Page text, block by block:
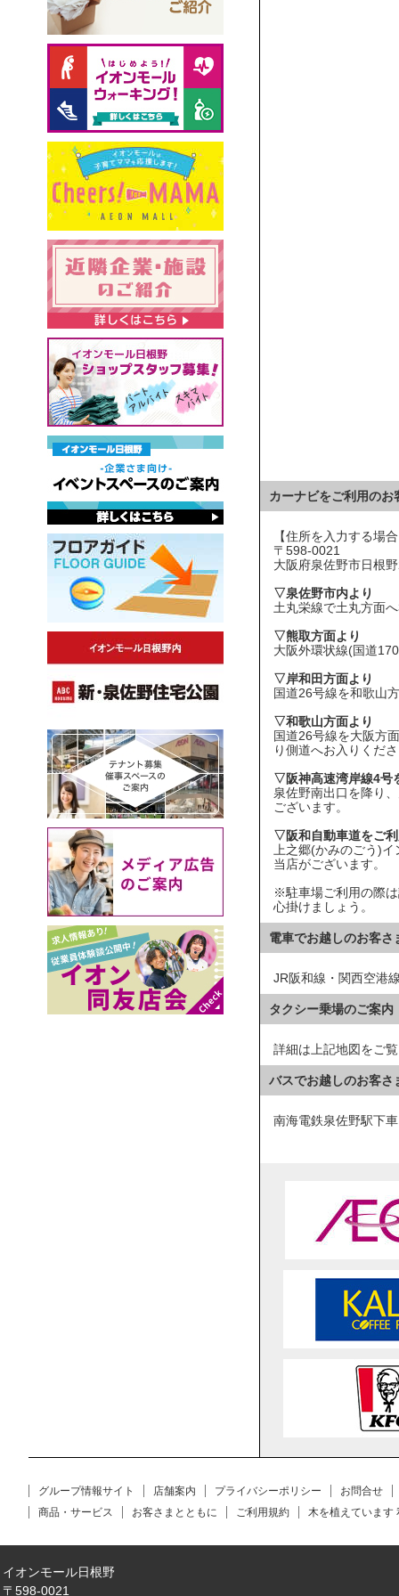
カーナビをご利用のお
【住所を入力する場
〒598-0021
大阪府泉佐野市日根
▽泉佐野市内より
土丸栄線で土丸方面
▽熊取方面より
大阪外環状線(国道
▽岸和田方面より
国道26号線を和歌山
▽和歌山方面より
国道26号線を大阪方
り側道へお入りくだ
▽阪神高速湾岸線4号
泉佐野南出口を降り
ございます。
▽阪和自動車道をご
上之郷(かみのごう)
当店がございます。
※駐車場ご利用の際
心掛けましょう。
電車でお越しのお客さ
JR阪和線・関西空港
タクシー乗場のご案内
詳細は上記地図をご
バスでお越しのお客さ
南海電鉄泉佐野駅下
グループ情報サイト 店舗案内 プライバシーポリシー
お問合せ
商品・サービス
お客さまとともに ご利用規約 木を植えています
イオンモール日根野
〒598-0021